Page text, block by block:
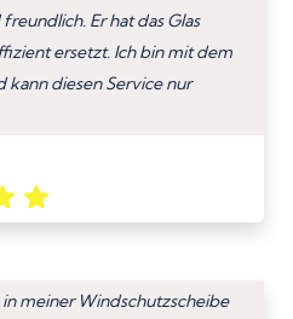
Er hat das Glas
ersetzt. Ich bin mit dem
kann diesen Service nur
in meiner Windschutzscheibe